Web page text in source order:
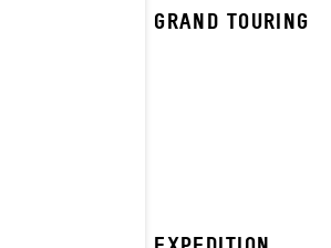
2023 GRAND TOURING